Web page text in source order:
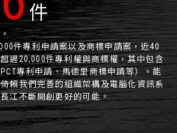
件
件專利申請案以及商標申請案，近40
過20,000件專利權與商標權，其中包含
專利申請、馬德里商標申請等）。能
賴我們完善的組織架構及電腦化資訊系
江不斷開創更好的可能。